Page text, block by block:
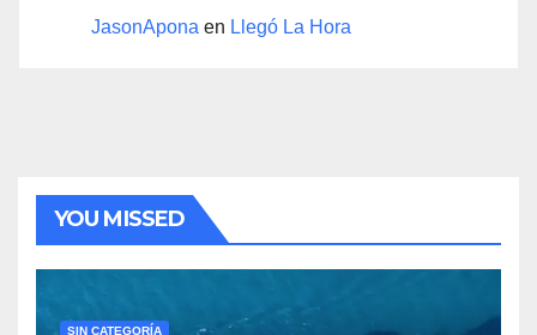
JasonApona en Llegó La Hora
YOU MISSED
SIN CATEGORÍA